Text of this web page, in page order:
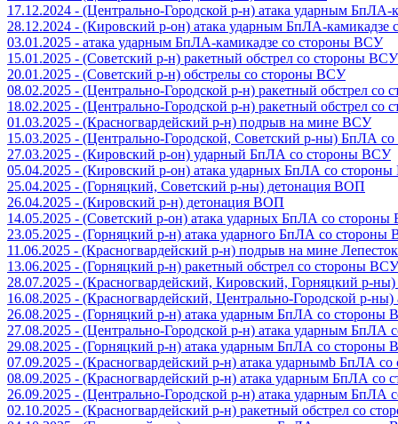
17.12.2024 - (Центрально-Городской р-н) атака ударным
28.12.2024 - (Кировский р-он) атака ударным БпЛА-
03.01.2025 - атака ударным БпЛА-камикадзе со стороны ВСУ
15.01.2025 - (Советский р-н) ракетный обстрел со стороны ВСУ
20.01.2025 - (Советский р-н) обстрелы со стороны ВСУ
08.02.2025 - (Центрально-Городской р-н) ракетный обстрел со
18.02.2025 - (Центрально-Городской р-н) ракетный обстрел со
01.03.2025 - (Красногвардейский р-н) подрыв на мине ВСУ
15.03.2025 - (Центрально-Городской, Советский р-ны) БпЛА
27.03.2025 - (Кировский р-он) ударный БпЛА со стороны ВСУ
05.04.2025 - (Кировский р-он) атака ударных БпЛА со
25.04.2025 - (Горняцкий, Советский р-ны) детонация ВОП
26.04.2025 - (Кировский р-н) детонация ВОП
14.05.2025 - (Советский р-он) атака ударных БпЛА со
23.05.2025 - (Горняцкий р-н) атака ударного БпЛА со стороны
11.06.2025 - (Красногвардейский р-н) подрыв на мине Лепесток
13.06.2025 - (Горняцкий р-н) ракетный обстрел со стороны ВСУ
28.07.2025 - (Красногвардейский, Кировский, Горняцкий р-
16.08.2025 - (Красногвардейский, Центрально-Городской р-
26.08.2025 - (Горняцкий р-н) атака ударным БпЛА со стороны
27.08.2025 - (Центрально-Городской р-н) атака ударным БпЛА
29.08.2025 - (Горняцкий р-н) атака ударным БпЛА со стороны
07.09.2025 - (Красногвардейский р-н) атака ударнымb БпЛА
08.09.2025 - (Красногвардейский р-н) атака ударным БпЛА со
26.09.2025 - (Центрально-Городской р-н) атака ударным БпЛА
02.10.2025 - (Красногвардейский р-н) ракетный обстрел со